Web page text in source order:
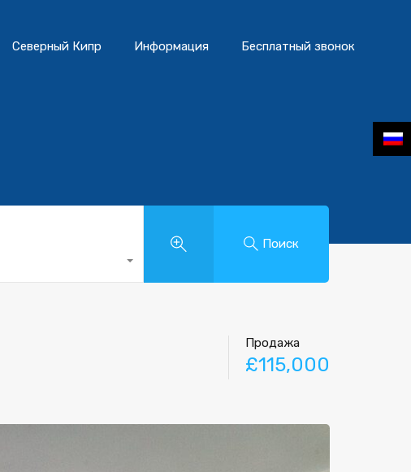
Северный Кипр Информация Бесплатный звонок
Поиск
Продажа
£115,000